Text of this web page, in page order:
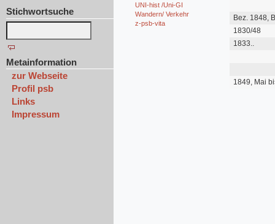
Stichwortsuche
Metainformation
zur Webseite
Profil psb
Links
Impressum
UNI-hist /Uni-GI
Wandern/ Verkehr
z-psb-vita
Bez. 1848,
1830/48
1833..
1849, Mai